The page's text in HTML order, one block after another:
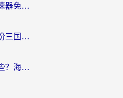
国外玩无尽冬日用什么加速器免费？海外党国服游戏加速避坑指南
海外玩三国杀总卡顿？这份三国杀游戏加速器指南帮你告别延迟烦恼
火影忍者美国加速器有哪些？海外党亲测的国服游戏加速全攻略（含菲律宾玩三国之刃守望黎明技巧）